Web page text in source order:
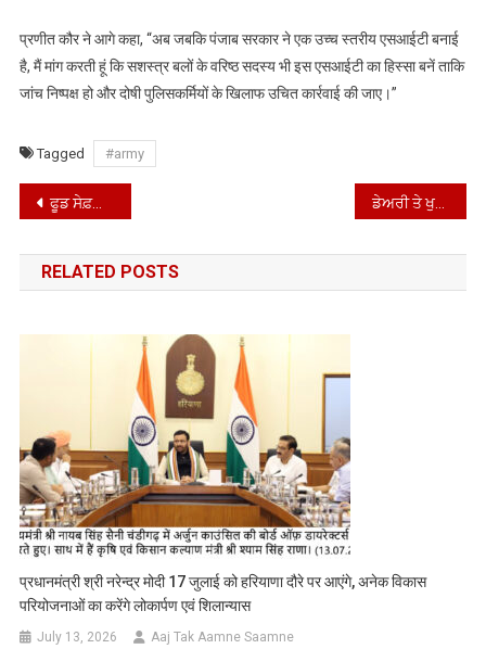
प्रणीत कौर ने आगे कहा, “अब जबकि पंजाब सरकार ने एक उच्च स्तरीय एसआईटी बनाई
है, मैं मांग करती हूं कि सशस्त्र बलों के वरिष्ठ सदस्य भी इस एसआईटी का हिस्सा बनें ताकि
जांच निष्पक्ष हो और दोषी पुलिसकर्मियों के खिलाफ उचित कार्रवाई की जाए।”
Tagged #army
Post
navigation
ਫੂਡ ਸੇਫ਼ਟੀ ਅਧਿਕਾਰੀਆਂ ਵੱਲੋਂ ਬੇਕਰੀ ਨੂੰ ਨੋਟਿਸ ਜਾਰੀ
RELATED POSTS
प्रधानमंत्री श्री नरेन्द्र मोदी 17 जुलाई को हरियाणा दौरे पर आएंगे, अनेक विकास
परियोजनाओं का करेंगे लोकार्पण एवं शिलान्यास
July 13, 2026 Aaj Tak Aamne Saamne